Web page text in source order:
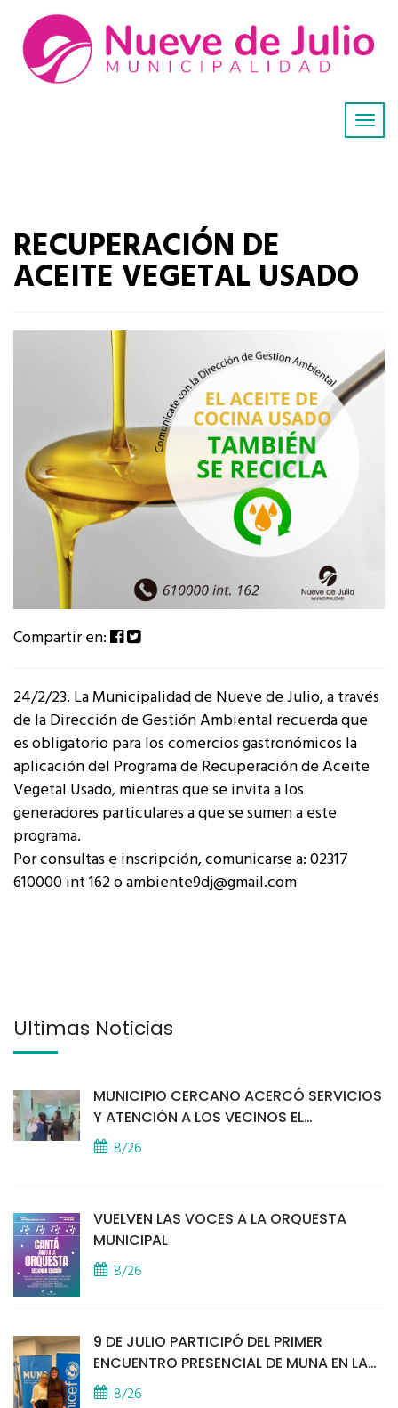
RECUPERACIÓN DE
ACEITE VEGETAL USADO
Compartir en:
24/2/23. La Municipalidad de Nueve de Julio, a través
de la Dirección de Gestión Ambiental recuerda que
es obligatorio para los comercios gastronómicos la
aplicación del Programa de Recuperación de Aceite
Vegetal Usado, mientras que se invita a los
generadores particulares a que se sumen a este
programa.
Por consultas e inscripción, comunicarse a: 02317
610000 int 162 o ambiente9dj@gmail.com
Últimas Noticias
MUNICIPIO CERCANO ACERCÓ SERVICIOS
Y ATENCIÓN A LOS VECINOS EL
PROVINCIAL
8/26
VUELVEN LAS VOCES A LA ORQUESTA
MUNICIPAL
8/26
9 DE JULIO PARTICIPÓ DEL PRIMER
ENCUENTRO PRESENCIAL DE MUNA EN LA
SEDE DE UNICEF
8/26